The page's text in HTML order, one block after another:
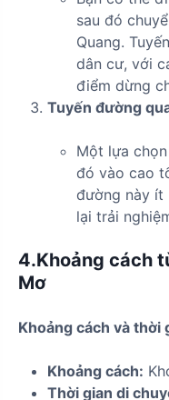
sau đó
Quang.
dân cư, với
điểm dừng
Tuyến đường
Một lựa
đó vào cao
đường này ít
lại trải
4.Khoảng cách
Mơ
Khoảng cách và thời
Khoảng cách:
Thời gian di